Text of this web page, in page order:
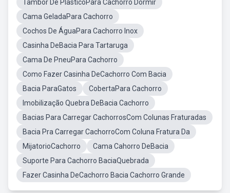
Tambor De PlasticoPara Cachorro Dormir
Cama GeladaPara Cachorro
Cochos De ÁguaPara Cachorro Inox
Casinha DeBacia Para Tartaruga
Cama De PneuPara Cachorro
Como Fazer Casinha DeCachorro Com Bacia
Bacia ParaGatos
CobertaPara Cachorro
Imobilização Quebra DeBacia Cachorro
Bacias Para Carregar CachorrosCom Colunas Fraturadas
Bacia Pra Carregar CachorroCom Coluna Fratura Da
MijatorioCachorro
Cama Cahorro DeBacia
Suporte Para Cachorro BaciaQuebrada
Fazer Casinha DeCachorro Bacia Cachorro Grande